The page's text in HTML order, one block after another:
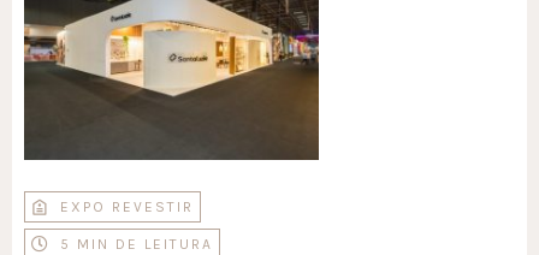
EXPO REVESTIR
5 MIN DE LEITURA